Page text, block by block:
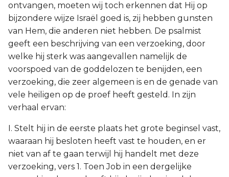
ontvangen, moeten wij toch erkennen dat Hij op
bijzondere wijze Israël goed is, zij hebben gunsten
van Hem, die anderen niet hebben. De psalmist
geeft een beschrijving van een verzoeking, door
welke hij sterk was aangevallen namelijk de
voorspoed van de goddelozen te benijden, een
verzoeking, die zeer algemeen is en de genade van
vele heiligen op de proef heeft gesteld. In zijn
verhaal ervan:
I. Stelt hij in de eerste plaats het grote beginsel vast,
waaraan hij besloten heeft vast te houden, en er
niet van af te gaan terwijl hij handelt met deze
verzoeking, vers 1. Toen Job in een dergelijke